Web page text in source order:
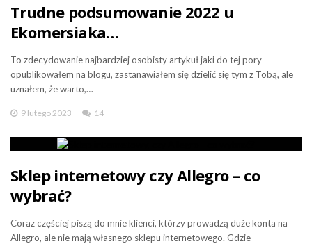
Trudne podsumowanie 2022 u
Ekomersiaka…
To zdecydowanie najbardziej osobisty artykuł jaki do tej pory
opublikowałem na blogu, zastanawiałem się dzielić się tym z Tobą, ale
uznałem, że warto,…
9 lutego 2023 14
Sklep internetowy czy Allegro – co
wybrać?
Coraz częściej piszą do mnie klienci, którzy prowadzą duże konta na
Allegro, ale nie mają własnego sklepu internetowego. Gdzie